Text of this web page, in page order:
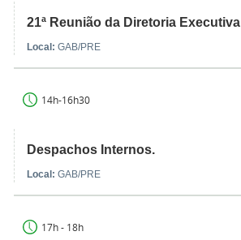
21ª Reunião da Diretoria
Local: GAB/PRE
14h-16h30
Despachos Internos.
Local: GAB/PRE
17h - 18h